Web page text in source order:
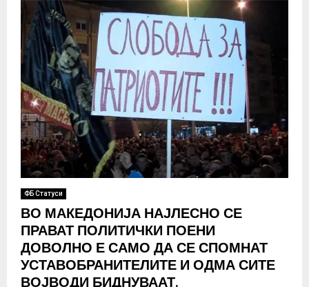
ФБ Статуси
ВО МАКЕДОНИЈА НАЈЛЕСНО СЕ
ПРАВАТ ПОЛИТИЧКИ ПОЕНИ
ДОВОЛНО Е САМО ДА СЕ СПОМНАТ
УСТАВОБРАНИТЕЛИТЕ И ОДМА СИТЕ